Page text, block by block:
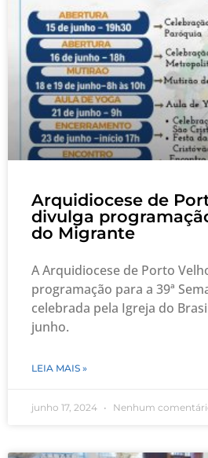
Arquidiocese de
divulga
do Migrante
A Arquidiocese de Porto
programação para a 39ª
celebrada pela Igreja do
junho.
LEIA MAIS »
junho 17, 2024 Nenhum